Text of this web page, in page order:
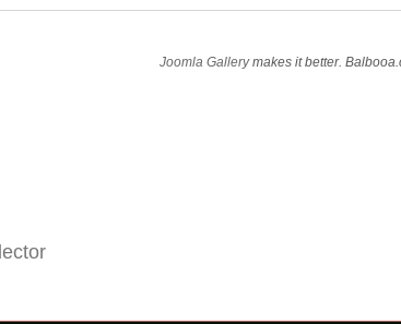
Joomla Gallerymakes it better.